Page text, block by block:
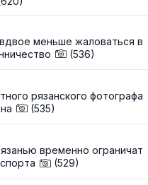
меньше жаловаться в
(536)
рязанского фотографа
(535)
временно ограничат
(529)